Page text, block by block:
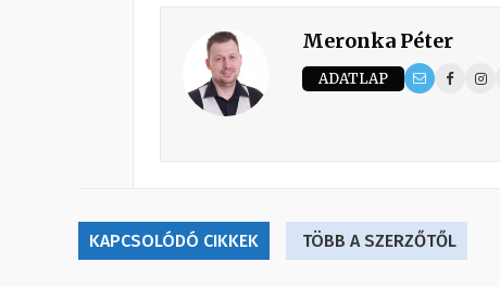
Meronka Péter
ADATLAP
KAPCSOLÓDÓ CIKKEK TÖBB A SZERZŐTŐL